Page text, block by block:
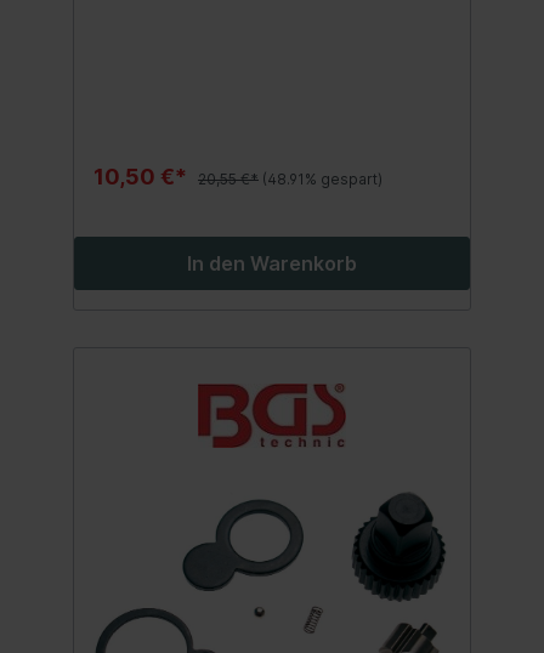
10,50 €* 20,55 €* (48.91% gespart)
In den Warenkorb